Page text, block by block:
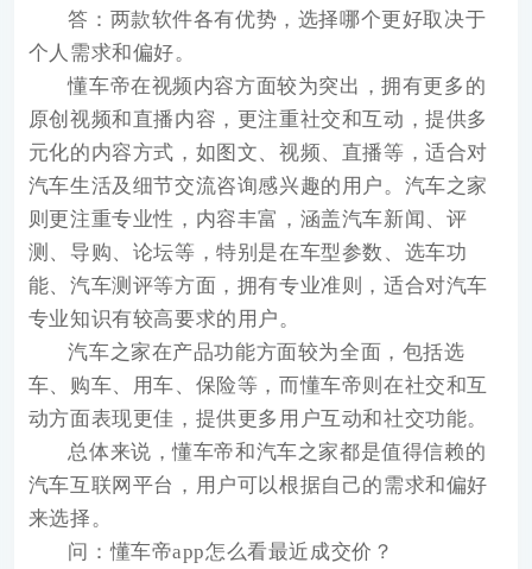
答：两款软件各有优势，选择哪个更好取决于
个人需求和偏好。
懂车帝在视频内容方面较为突出，拥有更多的
原创视频和直播内容，更注重社交和互动，提供多
元化的内容方式，如图文、视频、直播等，适合对
汽车生活及细节交流咨询感兴趣的用户。汽车之家
则更注重专业性，内容丰富，涵盖汽车新闻、评
测、导购、论坛等，特别是在车型参数、选车功
能、汽车测评等方面，拥有专业准则，适合对汽车
专业知识有较高要求的用户。
汽车之家在产品功能方面较为全面，包括选
车、购车、用车、保险等，而懂车帝则在社交和互
动方面表现更佳，提供更多用户互动和社交功能。
总体来说，懂车帝和汽车之家都是值得信赖的
汽车互联网平台，用户可以根据自己的需求和偏好
来选择。
问：懂车帝app怎么看最近成交价？